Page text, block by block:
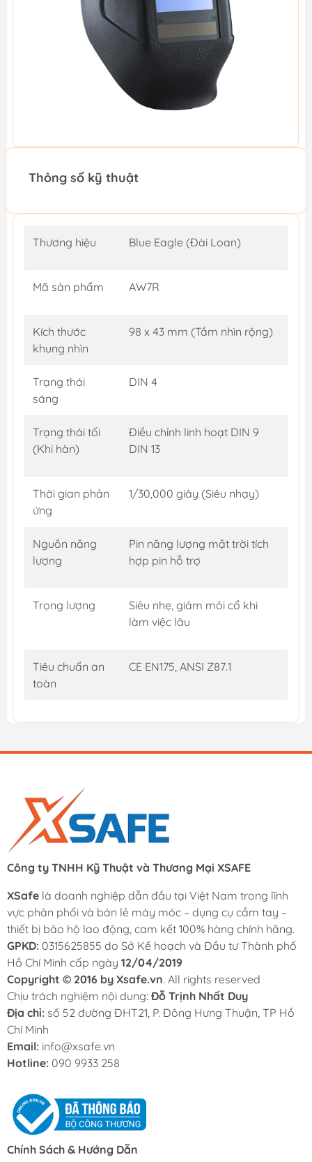
Thông số kỹ thuật
Thương hiệu Blue Eagle (Đài Loan)
Mã sản phẩm AW7R
Kích thước
khung nhìn
98 x 43 mm (Tầm nhìn rộng)
Trạng thái
sáng
DIN 4
Trạng thái tối
(Khi hàn)
Điều chỉnh linh hoạt DIN 9
DIN 13
Thời gian phản
ứng
1/30,000 giây (Siêu nhạy)
Nguồn năng
lượng
Pin năng lượng mặt trời tích
hợp pin hỗ trợ
Trọng lượng
Siêu nhẹ, giảm mỏi cổ khi
làm việc lâu
Tiêu chuẩn an
toàn
CE EN175, ANSI Z87.1
Công ty TNHH Kỹ Thuật và Thương Mại XSAFE
XSafe là doanh nghiệp dẫn đầu tại Việt Nam trong lĩnh
vực phân phối và bán lẻ máy móc – dụng cụ cầm tay –
thiết bị bảo hộ lao động, cam kết 100% hàng chính hãng.
GPKD: 0315625855 do Sở Kế hoạch và Đầu tư Thành phố
Hồ Chí Minh cấp ngày 12/04/2019
Copyright © 2016 by Xsafe.vn. All rights reserved
Chịu trách nghiệm nội dung: Đỗ Trịnh Nhất Duy
Địa chỉ: số 52 đường ĐHT21, P. Đông Hưng Thuận, TP Hồ
Chí Minh
Email: info@xsafe.vn
Hotline: 090 9933 258
Chính Sách & Hướng Dẫn